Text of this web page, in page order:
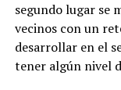
segundo lugar se
vecinos con un
desarrollar en el
tener algún nivel